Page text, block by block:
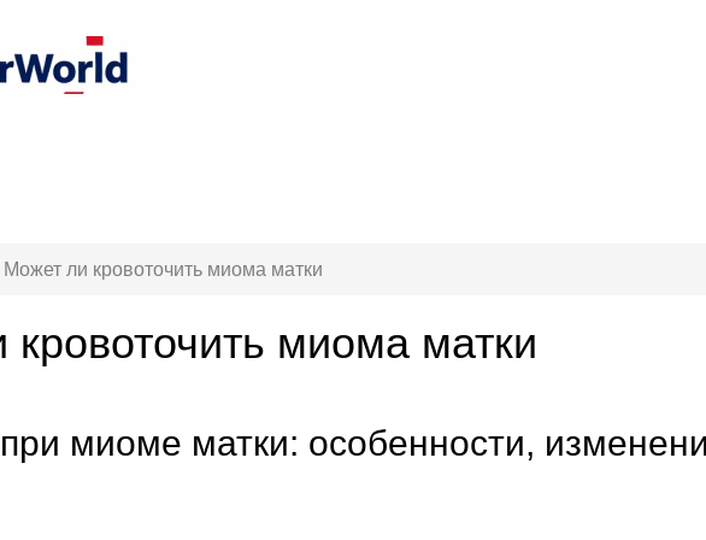
Может ли кровоточить миома матки
миома матки
миоме матки: особенности,